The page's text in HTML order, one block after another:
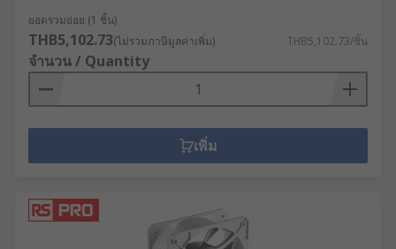
ยอดรวมย่อย (1 ชิ้น)
THB5,102.73(ไม่รวมภาษีมูลค่าเพิ่ม) THB5,102.73/ชิ้น
จำนวน / Quantity
เพิ่ม